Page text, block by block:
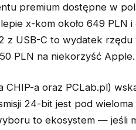
premium dostępne w
x-kom około 649 PLN
z USB-C to wydatek rzędu
PLN na niekorzyść Apple.
a oraz PCLab.pl)
24-bit jest pod wieloma
to ekosystem — jeśli